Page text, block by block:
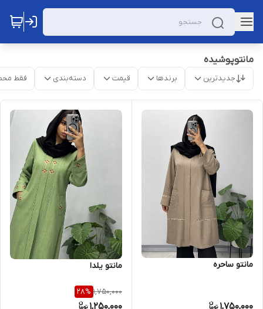
مانتوپوشیده
جدیدترین برندها قیمت دسته‌بندی فقط
مانتو ساحره مانتو یلدا
1,750,000
28%